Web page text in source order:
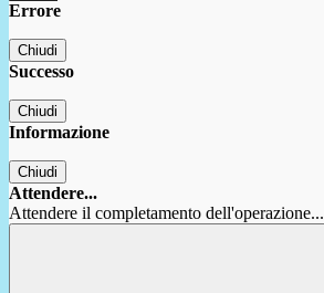
Errore
Chiudi
Successo
Chiudi
Informazione
Chiudi
Attendere...
Attendere il completamento dell'operazione...